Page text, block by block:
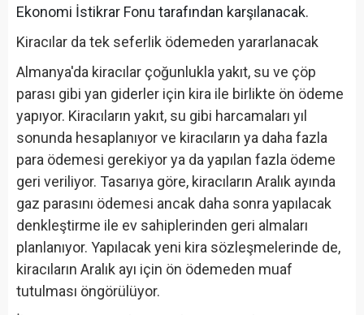
Ekonomi İstikrar Fonu tarafından karşılanacak.
Kiracılar da tek seferlik ödemeden yararlanacak
Almanya'da kiracılar çoğunlukla yakıt, su ve çöp
parası gibi yan giderler için kira ile birlikte ön ödeme
yapıyor. Kiracıların yakıt, su gibi harcamaları yıl
sonunda hesaplanıyor ve kiracıların ya daha fazla
para ödemesi gerekiyor ya da yapılan fazla ödeme
geri veriliyor. Tasarıya göre, kiracıların Aralık ayında
gaz parasını ödemesi ancak daha sonra yapılacak
denkleştirme ile ev sahiplerinden geri almaları
planlanıyor. Yapılacak yeni kira sözleşmelerinde de,
kiracıların Aralık ayı için ön ödemeden muaf
tutulması öngörülüyor.